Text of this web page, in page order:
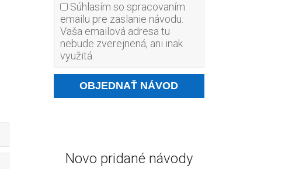
Súhlasím so spracovaním
emailu pre zaslanie návodu.
Vaša emailová adresa tu
nebude zverejnená, ani inak
využitá.
Novo pridané návody